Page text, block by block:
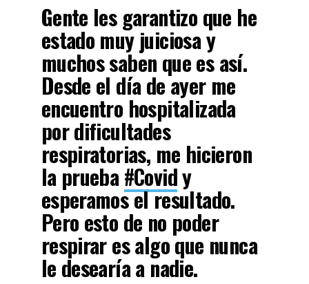
Gente les garantizo que he
estado muy juiciosa y
muchos saben que es así.
Desde el día de ayer me
encuentro hospitalizada
por dificultades
respiratorias, me hicieron
la prueba #Covidy
esperamos el resultado.
Pero esto de no poder
respirar es algo que nunca
le desearía a nadie.